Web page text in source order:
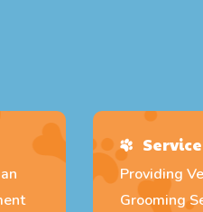
Providing
Grooming